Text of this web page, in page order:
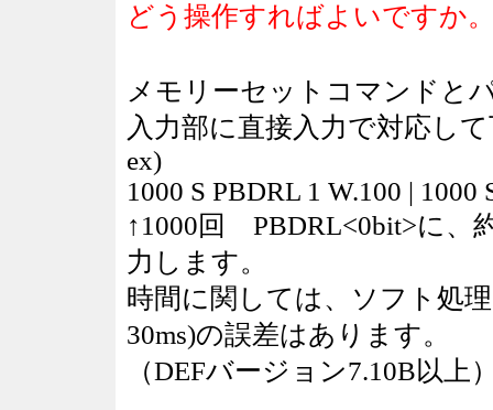
どう操作すればよいですか
メモリーセットコマンドと
入力部に直接入力で対応し
ex)
1000 S PBDRL 1 W.100 | 1000
↑1000回 PBDRL<0bit>に、
力します。
時間に関しては、ソフト処
30ms)の誤差はあります。
（DEFバージョン7.10B以上